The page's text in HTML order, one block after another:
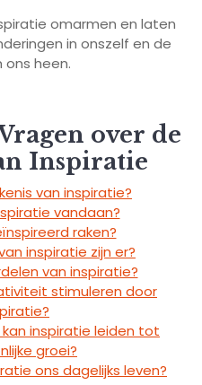
omarmen en laten
in onszelf en de
ons heen.
over de
Inspiratie
van inspiratie?
vandaan?
raken?
inspiratie zijn er?
van inspiratie?
stimuleren door
inspiratie leiden tot
groei?
ons dagelijks leven?